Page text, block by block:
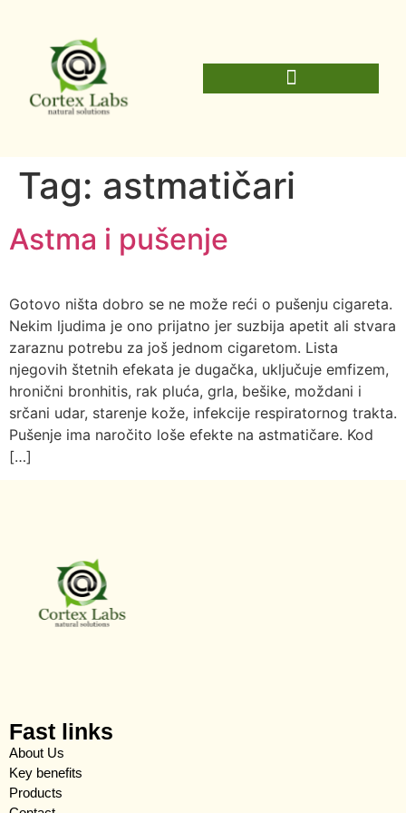
Tag: astmatičari
Astma i pušenje
Gotovo ništa dobro se ne može reći o pušenju cigareta.
Nekim ljudima je ono prijatno jer suzbija apetit ali stvara
zaraznu potrebu za još jednom cigaretom. Lista
njegovih štetnih efekata je dugačka, uključuje emfizem,
hronični bronhitis, rak pluća, grla, bešike, moždani i
srčani udar, starenje kože, infekcije respiratornog trakta.
Pušenje ima naročito loše efekte na astmatičare. Kod
[…]
Fast links
About Us
Key benefits
Products